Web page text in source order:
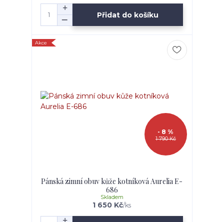
Přidat do košíku
Akce
1 790 Kč
- 8 %
Pánská zimní obuv kůže kotníková Aurelia E-
686
1 650 Kč/ks
Skladem